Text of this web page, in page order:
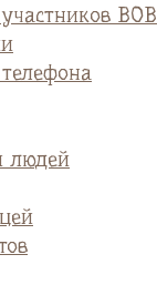
ВОВ
людей